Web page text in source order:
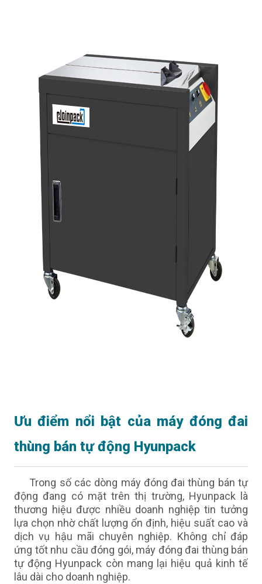
Ưu điểm nổi bật của máy đóng đai
thùng bán tự động Hyunpack
Trong số các dòng máy đóng đai thùng bán tự
động đang có mặt trên thị trường, Hyunpack là
thương hiệu được nhiều doanh nghiệp tin tưởng
lựa chọn nhờ chất lượng ổn định, hiệu suất cao và
dịch vụ hậu mãi chuyên nghiệp. Không chỉ đáp
ứng tốt nhu cầu đóng gói, máy đóng đai thùng bán
tự động Hyunpack còn mang lại hiệu quả kinh tế
lâu dài cho doanh nghiệp.